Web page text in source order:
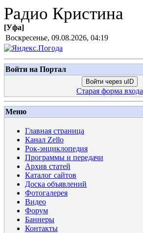
Радио Кристина
[Уфа]
Воскресенье, 09.08.2026, 04:19
Войти на Портал
Войти через uID
Старая форма входа
Меню
Главная страница
Канал Zello
Рок-энциклопедия
Программы и передачи
Архив статей
Каталог сайтов
Доска объявлений
Фотогалерея
Видео
Форум
Баннеры
Контакты